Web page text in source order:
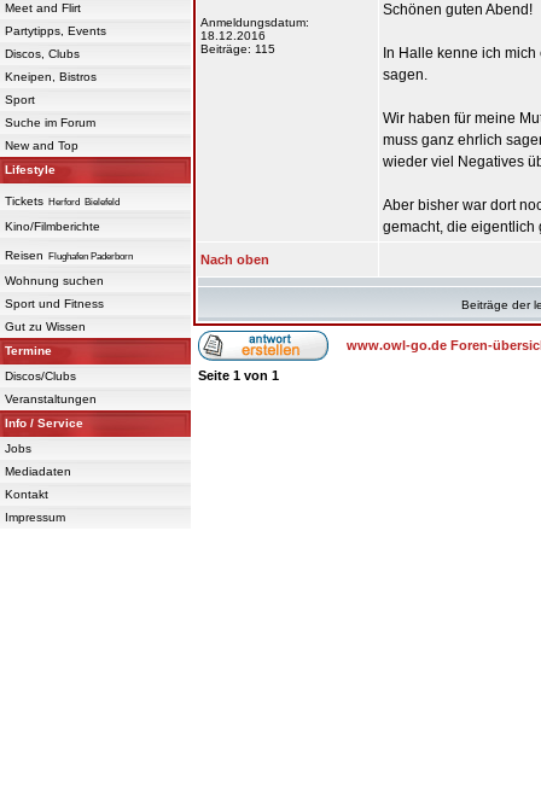
Meet and Flirt
Partytipps, Events
Discos, Clubs
Kneipen, Bistros
Sport
Suche im Forum
New and Top
Lifestyle
Tickets Herford Bielefeld
Kino/Filmberichte
Reisen Flughafen Paderborn
Wohnung suchen
Sport und Fitness
Gut zu Wissen
Termine
Discos/Clubs
Veranstaltungen
Info / Service
Jobs
Mediadaten
Kontakt
Impressum
Anmeldungsdatum:
18.12.2016
Beiträge: 115
Schönen guten Abend!
In Halle kenne ich
sagen.
Wir haben für meine
muss ganz ehrlich
wieder viel Negatives
Aber bisher war dort
gemacht, die eigentlich
Nach oben
Beiträge der
www.owl-go.de Foren-
Seite 1 von 1